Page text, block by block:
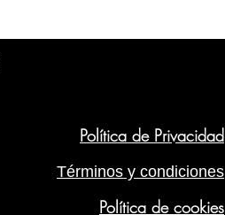
Política de Privacidad
Términos y condiciones
Política de cookies